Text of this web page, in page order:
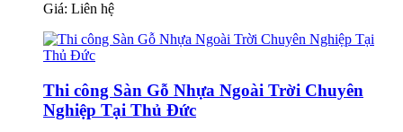
Giá: Liên hệ
Thi công Sàn Gỗ Nhựa Ngoài Trời Chuyên
Nghiệp Tại Thủ Đức